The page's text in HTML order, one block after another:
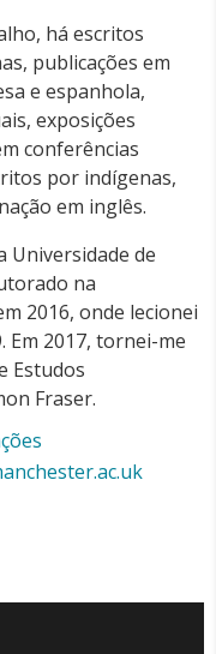
há escritos
publicações em
e espanhola,
exposições
conferências
por indígenas,
em inglês.
Universidade de
na
2016, onde lecionei
Em 2017, tornei-me
Estudos
Fraser.